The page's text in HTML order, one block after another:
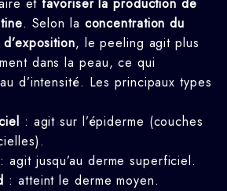
et favoriser la production de
. Selon la concentration du
, le peeling agit plus
dans la peau, ce qui
d’intensité. Les principaux types
: agit sur l’épiderme (couches
: agit jusqu’au derme superficiel.
: atteint le derme moyen.